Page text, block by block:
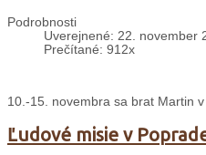
Podrobnosti
Uverejnené: 22. november
Prečítané: 912x
10.-15. novembra sa brat Martin
Ľudové misie v